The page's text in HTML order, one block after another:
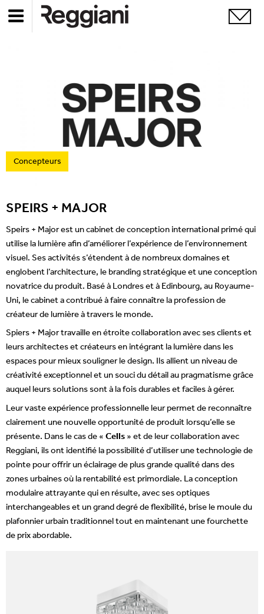
Concepteurs
SPEIRS + MAJOR
Speirs + Major est un cabinet de conception international primé qui
utilise la lumière afin d’améliorer l’expérience de l’environnement
visuel. Ses activités s’étendent à de nombreux domaines et
englobent l’architecture, le branding stratégique et une conception
novatrice du produit. Basé à Londres et à Edinbourg, au Royaume-
Uni, le cabinet a contribué à faire connaître la profession de
créateur de lumière à travers le monde.
Spiers + Major travaille en étroite collaboration avec ses clients et
leurs architectes et créateurs en intégrant la lumière dans les
espaces pour mieux souligner le design. Ils allient un niveau de
créativité exceptionnel et un souci du détail au pragmatisme grâce
auquel leurs solutions sont à la fois durables et faciles à gérer.
Leur vaste expérience professionnelle leur permet de reconnaître
clairement une nouvelle opportunité de produit lorsqu’elle se
présente. Dans le cas de « Cells » et de leur collaboration avec
Reggiani, ils ont identifié la possibilité d’utiliser une technologie de
pointe pour offrir un éclairage de plus grande qualité dans des
zones urbaines où la rentabilité est primordiale. La conception
modulaire attrayante qui en résulte, avec ses optiques
interchangeables et un grand degré de flexibilité, brise le moule du
plafonnier urbain traditionnel tout en maintenant une fourchette
de prix abordable.